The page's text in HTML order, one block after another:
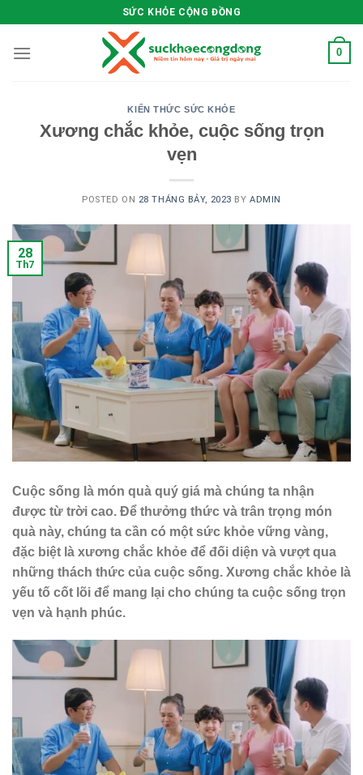
to
content
SỨC KHỎE CỘNG ĐỒNG
0
KIẾN THỨC SỨC KHỎE
Xương chắc khỏe, cuộc sống trọn
vẹn
POSTED ON 28 THÁNG BẢY, 2023 BYADMIN
28
Th7
Cuộc sống là món quà quý giá mà chúng ta nhận
được từ trời cao. Để thưởng thức và trân trọng món
quà này, chúng ta cần có một sức khỏe vững vàng,
đặc biệt là xương chắc khỏe để đối diện và vượt qua
những thách thức của cuộc sống. Xương chắc khỏe là
yếu tố cốt lõi để mang lại cho chúng ta cuộc sống trọn
vẹn và hạnh phúc.